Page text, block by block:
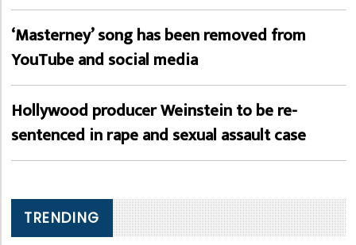
‘Masterney’ song has been removed from
YouTube and social media
Hollywood producer Weinstein to be re-
sentenced in rape and sexual assault case
TRENDING